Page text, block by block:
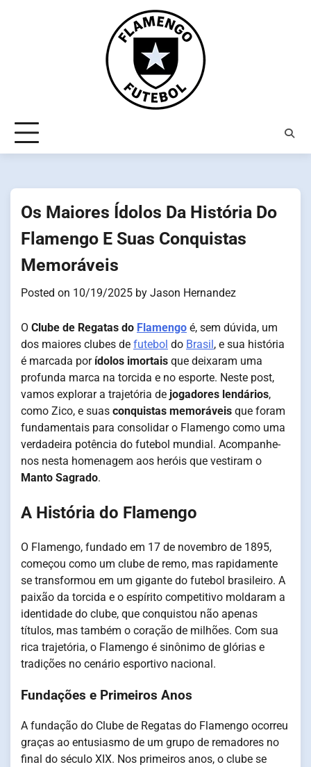
Os Maiores Ídolos Da História Do
Flamengo E Suas Conquistas
Memoráveis
Posted on 10/19/2025 by Jason Hernandez
O Clube de Regatas do Flamengo é, sem dúvida, um
dos maiores clubes de futebol do Brasil, e sua história
é marcada por ídolos imortais que deixaram uma
profunda marca na torcida e no esporte. Neste post,
vamos explorar a trajetória de jogadores lendários,
como Zico, e suas conquistas memoráveis que foram
fundamentais para consolidar o Flamengo como uma
verdadeira potência do futebol mundial. Acompanhe-
nos nesta homenagem aos heróis que vestiram o
Manto Sagrado.
A História do Flamengo
O Flamengo, fundado em 17 de novembro de 1895,
começou como um clube de remo, mas rapidamente
se transformou em um gigante do futebol brasileiro. A
paixão da torcida e o espírito competitivo moldaram a
identidade do clube, que conquistou não apenas
títulos, mas também o coração de milhões. Com sua
rica trajetória, o Flamengo é sinônimo de glórias e
tradições no cenário esportivo nacional.
Fundações e Primeiros Anos
A fundação do Clube de Regatas do Flamengo ocorreu
graças ao entusiasmo de um grupo de remadores no
final do século XIX. Nos primeiros anos, o clube se